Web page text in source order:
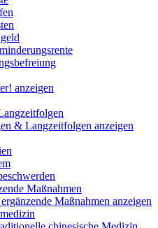
anzeigen
& Langzeitfolgen anzeigen
Maßnahmen
Maßnahmen anzeigen